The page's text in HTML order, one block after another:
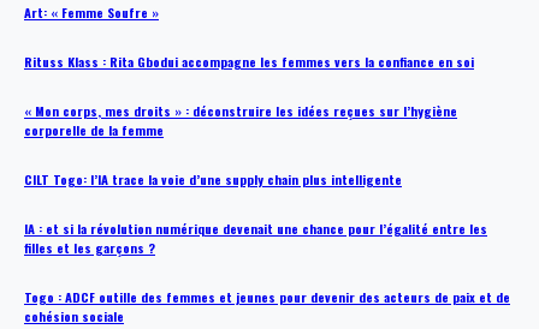
Art: « Femme Soufre »
Rituss Klass : Rita Gbodui accompagne les femmes vers la confiance en soi
« Mon corps, mes droits » : déconstruire les idées reçues sur l’hygiène
corporelle de la femme
CILT Togo: l’IA trace la voie d’une supply chain plus intelligente
IA : et si la révolution numérique devenait une chance pour l’égalité entre les
filles et les garçons ?
Togo : ADCF outille des femmes et jeunes pour devenir des acteurs de paix et de
cohésion sociale